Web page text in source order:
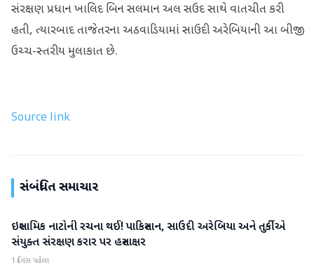
સંરક્ષણ પ્રધાન ખાલિદ બિન સલમાન અલ સઉદ સાથે વાતચીત કરી
હતી, ત્યારબાદ તાજેતરના અઠવાડિયામાં સાઉદી અરેબિયાની આ બીજી
ઉચ્ચ-સ્તરીય મુલાકાત છે.
Source link
સંબંધિત સમાચાર
આંતરરાષ્ટ્રીય
ઇસ્લામિક નાટોની રચના થઈ! પાકિસ્તાન, સાઉદી અરેબિયા અને તુર્કીએ
સંયુક્ત સંરક્ષણ કરાર પર હસ્તાક્ષર
1 દિવસ પહેલા